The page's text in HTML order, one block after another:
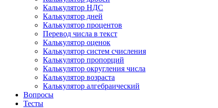
Калькулятор НДС
Калькулятор дней
Калькулятор процентов
Перевод числа в текст
Калькулятор оценок
Калькулятор систем счисления
Калькулятор пропорций
Калькулятор округления числа
Калькулятор возраста
Калькулятор алгебраический
Вопросы
Тесты